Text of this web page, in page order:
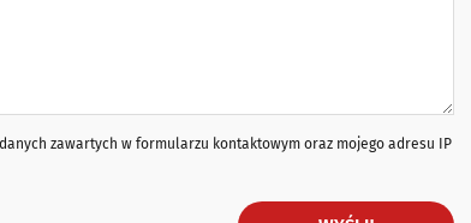
zawartych w formularzu kontaktowym oraz mojego adresu IP